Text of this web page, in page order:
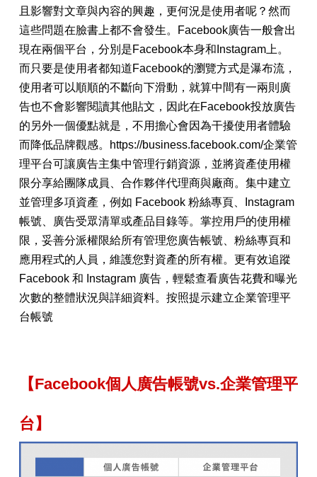
且影響對文章與內容的興趣，更何況是使用者呢？然而
這些問題在臉書上都不會發生。
Facebook廣告一般會出
現在兩個平台，分別是Facebook本身和Instagram上。
而只要是使用者都知道Facebook的瀏覽方式是瀑布流，
使用者可以順順的不斷向下滑動，就算中間有一兩則廣
告也不會影響閱讀其他貼文，因此在Facebook投放廣告
的另外一個優點就是，不用擔心會因為干擾使用者體驗
而降低品牌觀感。https://business.facebook.com/企業管
理平台可讓廣告主集中管理行銷資源，並將資產使用權
限分享給團隊成員、合作夥伴代理商與廠商。集中建立
並管理多項資產，例如 Facebook 粉絲專頁、Instagram
帳號、廣告受眾清單或產品目錄等。掌控用戶的使用權
限，妥善分派權限給所有管理您廣告帳號、粉絲專頁和
應用程式的人員，維護您對資產的所有權。更有效追蹤
Facebook 和 Instagram 廣告，輕鬆查看廣告花費和曝光
次數的整體狀況與詳細資料。按照提示建立企業管理平
台帳號
【Facebook個人廣告帳號vs.企業管理平
台 】